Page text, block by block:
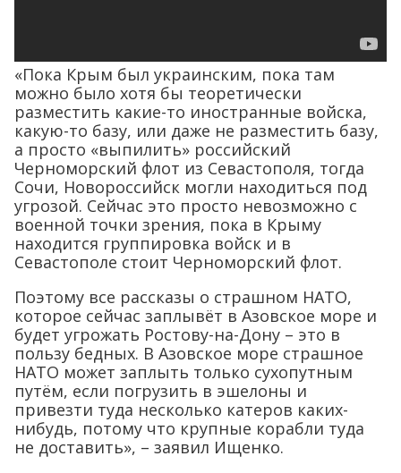
«Пока Крым был украинским, пока там
можно было хотя бы теоретически
разместить какие-то иностранные войска,
какую-то базу, или даже не разместить базу,
а просто «выпилить» российский
Черноморский флот из Севастополя, тогда
Сочи, Новороссийск могли находиться под
угрозой. Сейчас это просто невозможно с
военной точки зрения, пока в Крыму
находится группировка войск и в
Севастополе стоит Черноморский флот.
Поэтому все рассказы о страшном НАТО,
которое сейчас заплывёт в Азовское море и
будет угрожать Ростову-на-Дону – это в
пользу бедных. В Азовское море страшное
НАТО может заплыть только сухопутным
путём, если погрузить в эшелоны и
привезти туда несколько катеров каких-
нибудь, потому что крупные корабли туда
не доставить», – заявил Ищенко.